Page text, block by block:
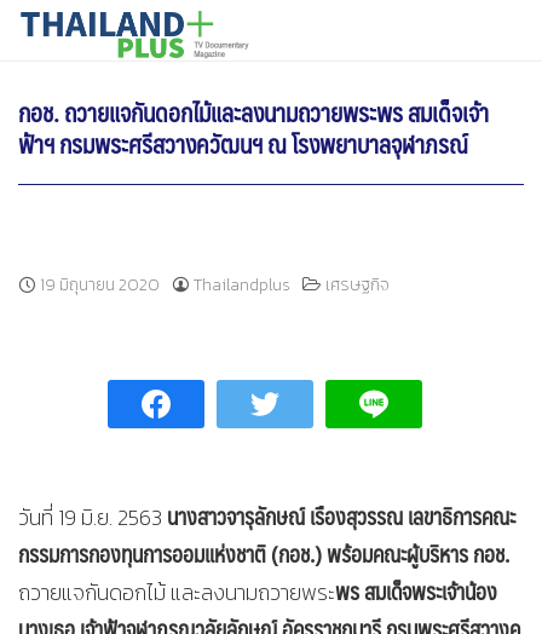
SkipTHAILANDPLUS NEWS
กอช. ถวายแจกันดอกไม้และลงนามถวายพระพร สมเด็จเจ้า
ฟ้าฯ กรมพระศรีสวางควัฒนฯ ณ โรงพยาบาลจุฬาภรณ์
19 มิถุนายน 2020 Thailandplus เศรษฐกิจ
วันที่ 19 มิ.ย. 2563 นางสาวจารุลักษณ์ เรืองสุวรรณ เลขาธิการคณะ
กรรมการกองทุนการออมแห่งชาติ (กอช.)พร้อมคณะผู้บริหาร กอช.
ถวายแจกันดอกไม้ และลงนามถวายพระพร สมเด็จพระเจ้าน้อง